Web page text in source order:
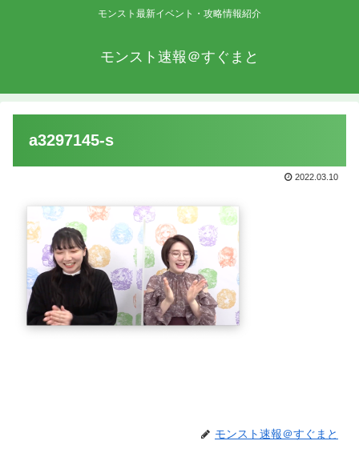
モンスト最新イベント・攻略情報紹介
モンスト速報＠すぐまと
a3297145-s
2022.03.10
モンスト速報＠すぐまと